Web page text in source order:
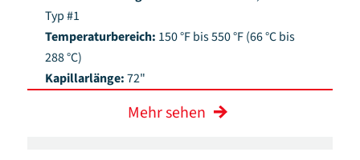
Typ #1
Temperaturbereich: 150 °F bis 550 °F (66 °C bis
288 °C)
Kapillarlänge:72"
Mehr sehen